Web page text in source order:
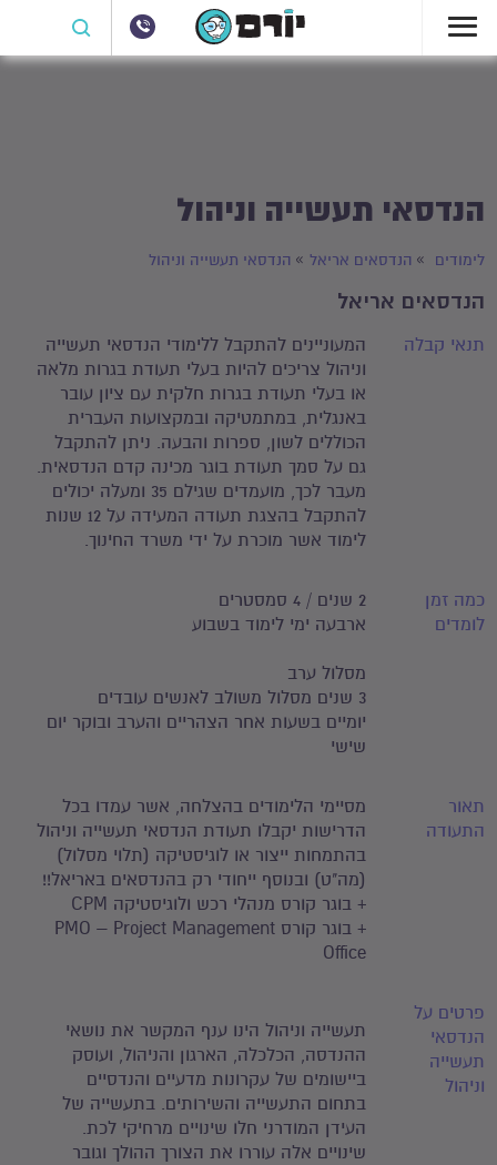
הנדסאי תעשייה וניהול
לימודים הנדסאים אריאל הנדסאי תעשייה וניהול
הנדסאים אריאל
תנאי קבלה
המעוניינים להתקבל ללימודי הנדסאי תעשייה
וניהול צריכים להיות בעלי תעודת בגרות מלאה
או בעלי תעודת בגרות חלקית עם ציון עובר
באנגלית, במתמטיקה ובמקצועות העברית
הכוללים לשון, ספרות והבעה. ניתן להתקבל
גם על סמך תעודת בוגר מכינה קדם הנדסאית.
מעבר לכך, מועמדים שגילם 35 ומעלה יכולים
להתקבל בהצגת תעודה המעידה על 12 שנות
לימוד אשר מוכרת על ידי משרד החינוך.
כמה זמן
לומדים
2 שנים / 4 סמסטרים
ארבעה ימי לימוד בשבוע
מסלול ערב
3 שנים מסלול משולב לאנשים עובדים
יומיים בשעות אחר הצהריים והערב ובוקר יום
שישי
תאור
התעודה
מסיימי הלימודים בהצלחה, אשר עמדו בכל
הדרישות יקבלו תעודת הנדסאי תעשייה וניהול
בהתמחות ייצור או לוגיסטיקה (תלוי מסלול)
(מה"ט) ובנוסף ייחודי רק בהנדסאים באריאל!!
+ בוגר קורס מנהלי רכש ולוגיסטיקה CPM
+ בוגר קורס PMO – Project Management
Office
פרטים על
הנדסאי
תעשייה
וניהול
תעשייה וניהול הינו ענף המקשר את נושאי
ההנדסה, הכלכלה, הארגון והניהול, ועוסק
ביישומים של עקרונות מדעיים והנדסיים
בתחום התעשייה והשירותים. בתעשייה של
העידן המודרני חלו שינויים מרחיקי לכת.
שינויים אלה עוררו את הצורך ההולך וגובר